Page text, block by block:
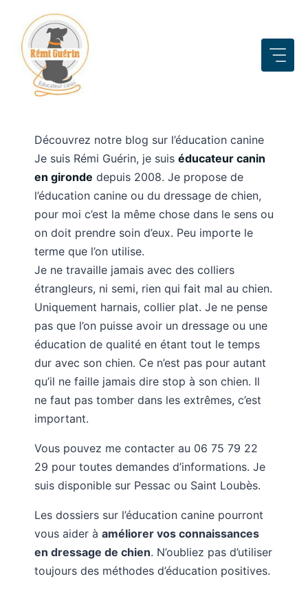
contenu
Découvrez notre blog sur l’éducation canine
Je suis Rémi Guérin, je suis éducateur canin
en gironde depuis 2008. Je propose de
l’éducation canine ou du dressage de chien,
pour moi c’est la même chose dans le sens ou
on doit prendre soin d’eux. Peu importe le
terme que l’on utilise.
Je ne travaille jamais avec des colliers
étrangleurs, ni semi, rien qui fait mal au chien.
Uniquement harnais, collier plat. Je ne pense
pas que l’on puisse avoir un dressage ou une
éducation de qualité en étant tout le temps
dur avec son chien. Ce n’est pas pour autant
qu’il ne faille jamais dire stop à son chien. Il
ne faut pas tomber dans les extrêmes, c’est
important.
Vous pouvez me contacter au 06 75 79 22
29 pour toutes demandes d’informations. Je
suis disponible sur Pessac ou Saint Loubès.
Les dossiers sur l’éducation canine pourront
vous aider à améliorer vos connaissances
en dressage de chien. N’oubliez pas d’utiliser
toujours des méthodes d’éducation positives.